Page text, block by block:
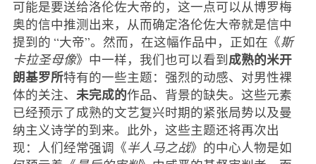
可能是要送给洛伦佐大帝的，这一点可以从博罗梅
奥的信中推测出来，从而确定洛伦佐大帝就是信中
提到的 “大帝”。然而，在这幅作品中，正如在《斯
卡拉圣母像》中一样，我们也可以看到成熟的米开
朗基罗所特有的一些主题：强烈的动感、对男性裸
体的关注、 未完成的作品、背景的缺失。这些元素
已经预示了成熟的文艺复兴时期的紧张局势以及曼
纳主义诗学的到来。此外，这些主题还将再次出
现：人们经常强调《半人马之战》的中心人物是如